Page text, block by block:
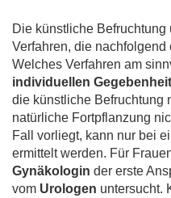
Die künstliche
Verfahren, die
Welches Verfahren am
individuellen
die künstliche Befruchtung
natürliche Fortpflanzung
Fall vorliegt, kann nur bei
ermittelt werden. Für
Gynäkologin der erste
vom Urologen untersucht.